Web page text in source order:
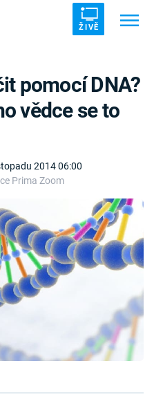
ŽIVĚ
2014 06:00
Prima Zoom
pomocí DNA?
vědce se to